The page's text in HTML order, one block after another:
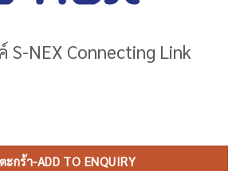
S-NEX Connecting Link
ะกร้า-ADD TO ENQUIRY